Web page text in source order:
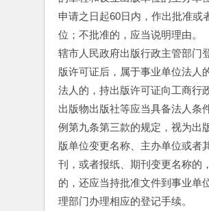
申请之日起60日内，作出批准或
位；不批准的，应当说明理由。
辖市人民政府出版行政主管部门
版许可证后，属于事业单位法人
法人的，持出版许可证向工商行
出版物出版社等应当具备法人条
例第九条第三款的规定，视为出
版单位变更名称、主办单位或者
刊，或者报纸、期刊变更名称的
的，还应当持批准文件到事业单
理部门办理相应的登记手续。　